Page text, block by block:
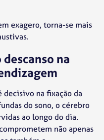
exagero, torna-se mais
na
na fixação da
do sono, o cérebro
ao longo do dia.
não apenas